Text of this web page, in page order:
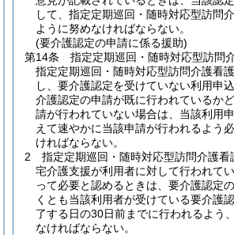
して、指定定期巡回・随時対応型訪問
ように努めなければならない。
(要介護認定の申請に係る援助)
第14条
指定定期巡回・随時対応型訪問
指定定期巡回・随時対応型訪問介護看
し、要介護認定を受けていない利用申
介護認定の申請が既に行われているか
請が行われていない場合は、当該利用
えて速やかに当該申請が行われるよう
ければならない。
2
指定定期巡回・随時対応型訪問介護
宅介護支援が利用者に対して行われて
って必要と認めるときは、要介護認定
くとも当該利用者が受けている要介護
了する日の30日前までに行われるよう
なければならない。